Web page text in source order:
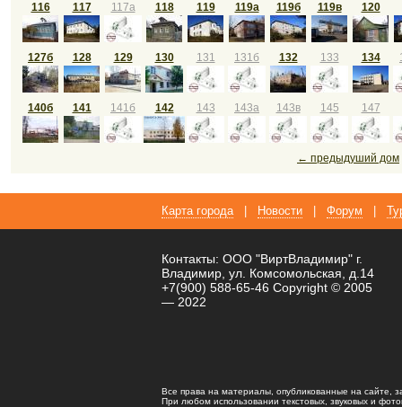
116 117 117а 118 119 119а 119б 119в 120
127б 128 129 130 131 131б 132 133 134
140б 141 141б 142 143 143а 143в 145 147
← предыдуший дом
Карта города Новости Форум
Контакты: ООО "ВиртВладимир" г.
Владимир, ул. Комсомольская, д.14
+7(900) 588-65-46 Copyright © 2005
— 2022
Все права на материалы, опубликованные на сайте,
При любом использовании текстовых, звуковых и